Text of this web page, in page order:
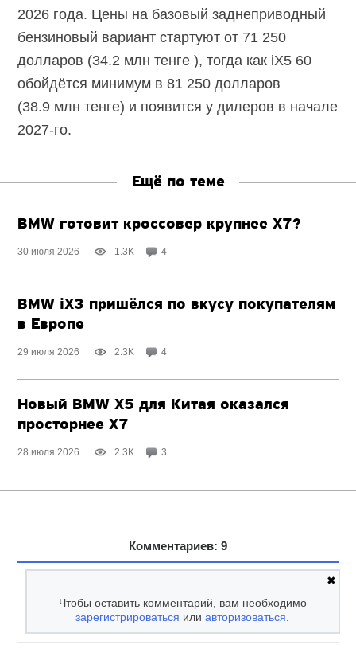
2026 года. Цены на базовый заднеприводный
бензиновый вариант стартуют от 71 250
долларов (34.2 млн тенге ), тогда как iX5 60
обойдётся минимум в 81 250 долларов
(38.9 млн тенге) и появится у дилеров в начале
2027-го.
Ещё по теме
BMW готовит кроссовер крупнее X7?
30 июля 2026 1.3K 4
BMW iX3 пришёлся по вкусу покупателям
в Европе
29 июля 2026 2.3K 4
Новый BMW X5 для Китая оказался
просторнее X7
28 июля 2026 2.3K 3
Комментариев: 9
✖
Чтобы оставить комментарий, вам необходимо
зарегистрироваться илиавторизоваться.